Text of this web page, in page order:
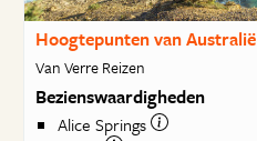
Hoogtepunten van Australië
Van Verre Reizen
Bezienswaardigheden
Alice Springs